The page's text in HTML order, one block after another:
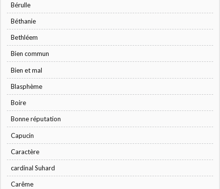
Bérulle
Béthanie
Bethléem
Bien commun
Bien et mal
Blasphème
Boire
Bonne réputation
Capucin
Caractère
cardinal Suhard
Carême